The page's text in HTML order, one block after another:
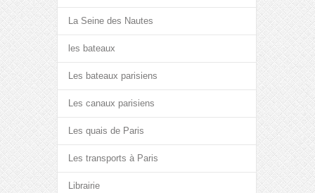
La Seine des Nautes
les bateaux
Les bateaux parisiens
Les canaux parisiens
Les quais de Paris
Les transports à Paris
Librairie